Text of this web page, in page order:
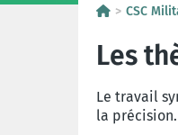
CSC
Les
Le travail
la